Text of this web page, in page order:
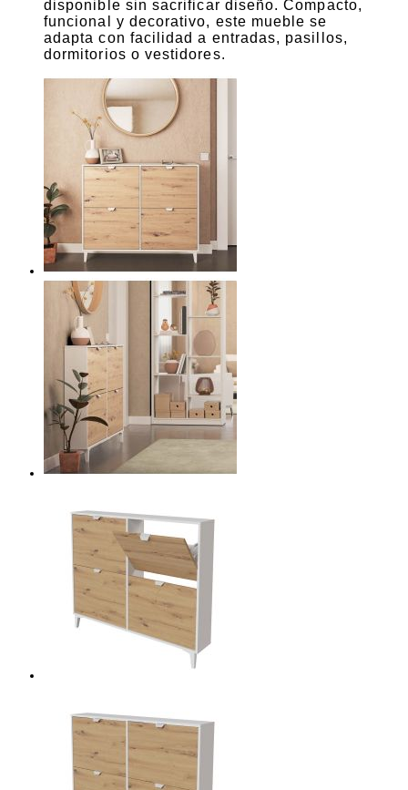
disponible sin sacrificar diseño. Compacto,
funcional y decorativo, este mueble se
adapta con facilidad a entradas, pasillos,
dormitorios o vestidores.